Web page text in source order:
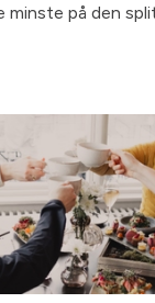
minste på den